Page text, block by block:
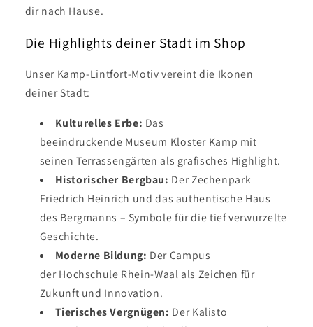
dir nach Hause.
Die Highlights deiner Stadt im Shop
Unser Kamp-Lintfort-Motiv vereint die Ikonen
deiner Stadt:
Kulturelles Erbe: Das
beeindruckende Museum Kloster Kamp mit
seinen Terrassengärten als grafisches Highlight.
Historischer Bergbau: Der Zechenpark
Friedrich Heinrich und das authentische Haus
des Bergmanns – Symbole für die tief verwurzelte
Geschichte.
Moderne Bildung: Der Campus
der Hochschule Rhein-Waal als Zeichen für
Zukunft und Innovation.
Tierisches Vergnügen: Der Kalisto